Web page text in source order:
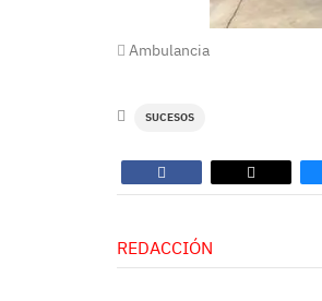
Ambulancia
SUCESOS
REDACCIÓN